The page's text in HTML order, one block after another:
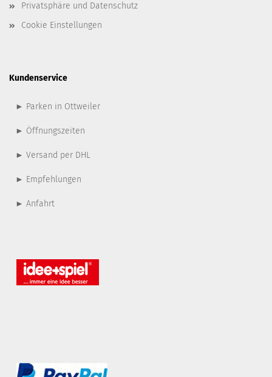
Privatsphäre und Datenschutz
Cookie Einstellungen
Kundenservice
► Parken in Ottweiler
► Öffnungszeiten
► Versand per DHL
► Empfehlungen
► Anfahrt